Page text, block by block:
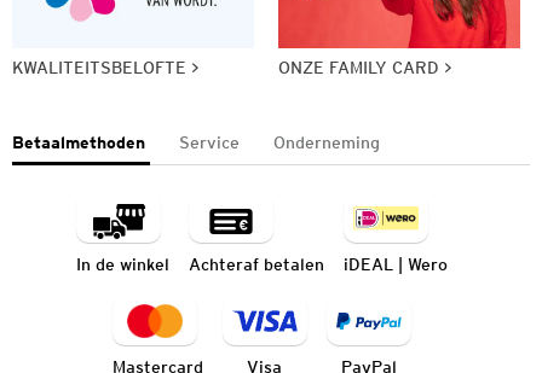
KWALITEITSBELOFTE ONZE FAMILY CARD
Betaalmethoden Service Onderneming
In de winkel Achteraf betalen iDEAL | Wero
Mastercard Visa PayPal